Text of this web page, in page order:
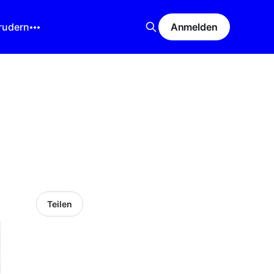
Anmelden
Teilen